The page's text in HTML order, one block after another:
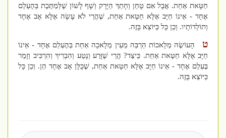
חַטָּאת אַחַת. אֲבָל אִם טָחַן וְחָתַךְ הַיָּרָק וְשָׁף לָשׁוֹן שֶׁלְּמַתֶּכֶת בְּהֶעְלֵם
אֶחָד - אֵינוֹ חַיָּב אֶלָּא חַטָּאת אַחַת, שֶׁהֲרֵי לֹא עָשָׂה אֶלָּא אָב אֶחָד
וְתוֹלְדוֹתָיו. וְכֵן כָּל כַּיּוֹצֵא בָּזֶה.
הָעוֹשֶׂה מְלָאכוֹת הַרְבֵּה מֵעֵין מְלָאכָה אַחַת בְּהֶעְלֵם אֶחָד - אֵינוֹ
חַיָּב אֶלָּא חַטָּאת אַחַת. כֵּיצַד? הֲרֵי שֶׁזָּרַע וְנָטַע וְהִבְרִיךְ וְהִרְכִּיב וְזָמַר
בֶּעְלֵם אֶחָד - אֵינוֹ חַיָּב אֶלָּא חַטָּאת אַחַת, שֶׁכֻּלָּן אָב אֶחָד הֵן. וְכֵן כָּל
כַּיּוֹצֵא בָּזֶה.